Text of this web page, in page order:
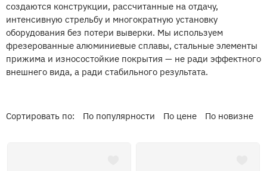
создаются конструкции, рассчитанные на отдачу,
интенсивную стрельбу и многократную установку
оборудования без потери выверки. Мы используем
фрезерованные алюминиевые сплавы, стальные элементы
прижима и износостойкие покрытия — не ради эффектного
внешнего вида, а ради стабильного результата.
Сортировать по: По популярности По цене По новизне